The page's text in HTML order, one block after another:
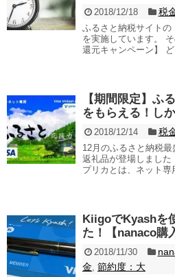
2018/12/18 税
ふるさと納税サイトの
を実施しています。
還元キャンペーン】
【期間限定】ふ
をもらえる！し
2018/12/14 税
12月のふるさと納税
返礼品が登場しまし
プリカとは、ネット専
KiigoでKyashを
た！【nanaco購
2018/11/30
金, 節約度：大